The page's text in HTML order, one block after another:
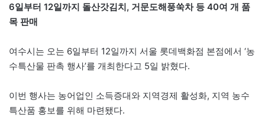
6일부터 12일까지 돌산갓김치, 거문도해풍쑥차 등 40여 개 품
목 판매
여수시는 오는 6일부터 12일까지 서울 롯데백화점 본점에서 ‘농
수특산물 판촉 행사’를 개최한다고 5일 밝혔다.
이번 행사는 농어업인 소득증대와 지역경제 활성화, 지역 농수
특산품 홍보를 위해 마련됐다.